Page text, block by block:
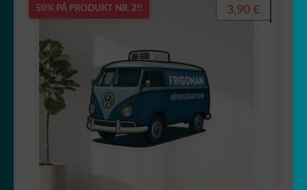
50% PÅ PRODUKT NR. 2!! 3,90 €